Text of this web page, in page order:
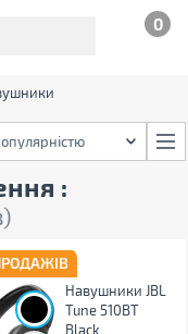
0
:
Навушники JBL
Tune 510BT
Black